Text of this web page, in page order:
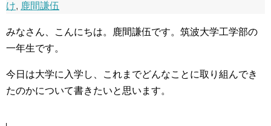
け, 鹿間謙伍
みなさん、こんにちは。鹿間謙伍です。筑波大学工学部の
一年生です。
今日は大学に入学し、これまでどんなことに取り組んでき
たのかについて書きたいと思います。